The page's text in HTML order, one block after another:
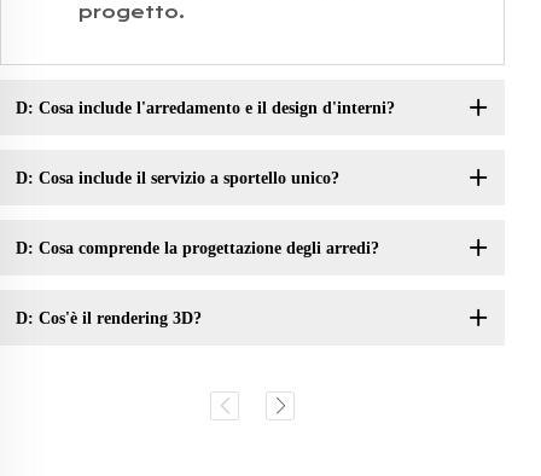
progetto.
D: Cosa include l'arredamento e il design d'interni?
D: Cosa include il servizio a sportello unico?
D: Cosa comprende la progettazione degli arredi?
D: Cos'è il rendering 3D?